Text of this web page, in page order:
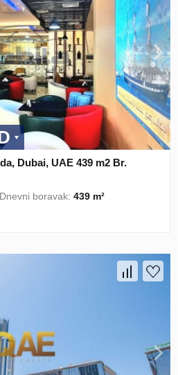
Dubai, UAE 439 m2 Br.
Dnevni boravak:439 m²